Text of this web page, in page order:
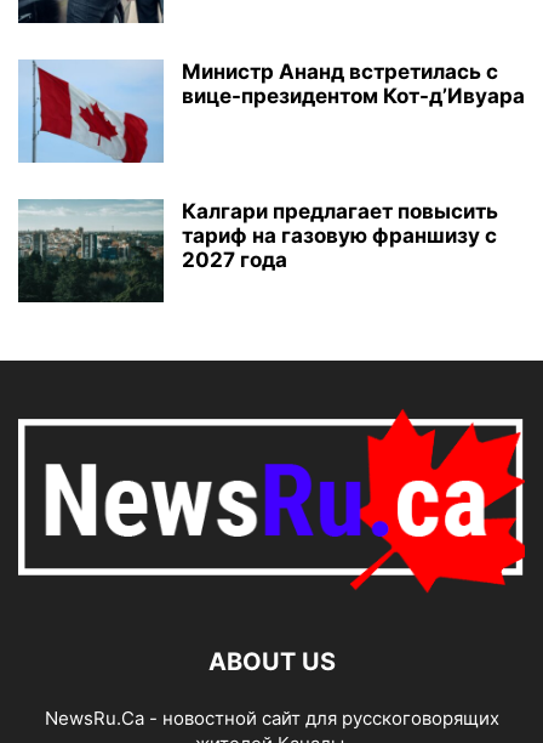
Министр Ананд встретилась с
вице-президентом Кот-д’Ивуара
Калгари предлагает повысить
тариф на газовую франшизу с
2027 года
ABOUT US
NewsRu.Ca - новостной сайт для русскоговорящих